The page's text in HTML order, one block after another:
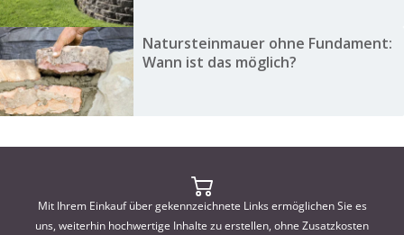
Natursteinmauer ohne Fundament:
Wann ist das möglich?
Mit Ihrem Einkauf über gekennzeichnete Links ermöglichen Sie es
uns, weiterhin hochwertige Inhalte zu erstellen, ohne Zusatzkosten